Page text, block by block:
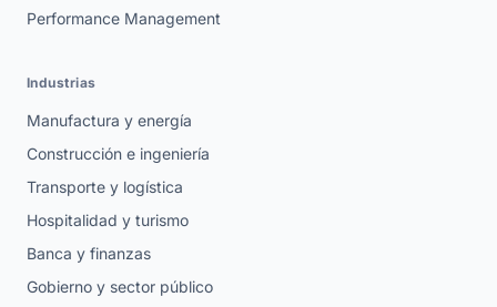
Performance Management
Industrias
Manufactura y energía
Construcción e ingeniería
Transporte y logística
Hospitalidad y turismo
Banca y finanzas
Gobierno y sector público